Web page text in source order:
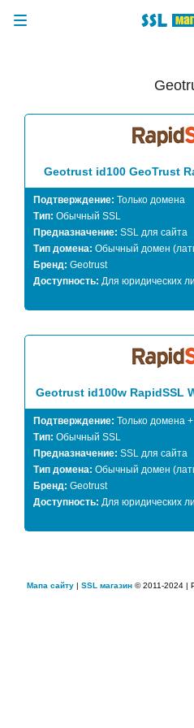
Geotrust id100 GeoTrust
Подтверждение: Только домена
Тип: Обычный SSL
Предназначение: SSL для сайта
Тип домена: Обычный домен
Бренд: Geotrust
Доступность: Для юридических
Geotrust id100w RapidSSL
Подтверждение: Только домена
Тип: Обычный SSL
Предназначение: SSL для сайта
Тип домена: Обычный домен
Бренд: Geotrust
Доступность: Для юридических
Мапа сайту | SSL магазин © 2011-2024 |